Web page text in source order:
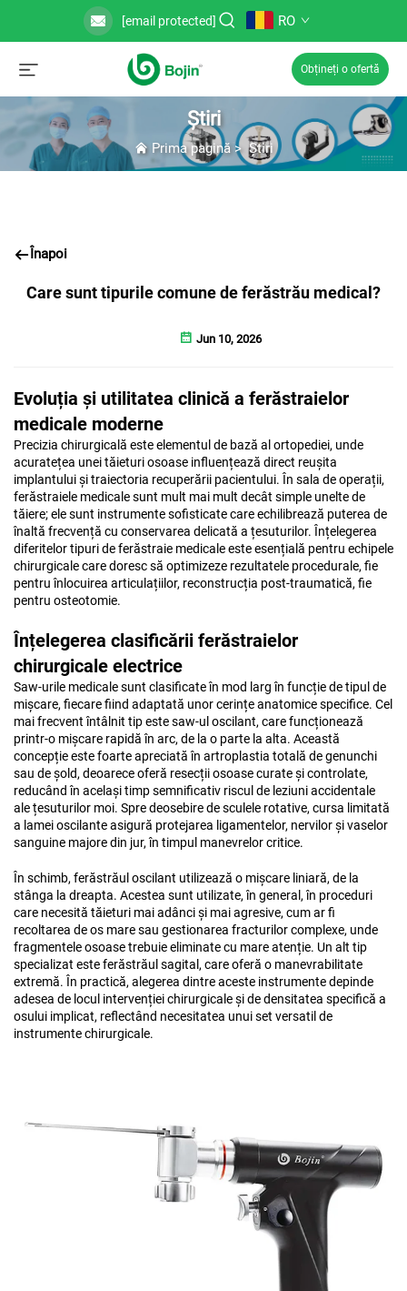
[email protected] RO
Obțineți o ofertă
Știri
Prima pagină>Știri
Înapoi
Care sunt tipurile comune de ferăstrău medical?
Jun 10, 2026
Evoluția și utilitatea clinică a ferăstraielor
medicale moderne
Precizia chirurgicală este elementul de bază al ortopediei, unde
acuratețea unei tăieturi osoase influențează direct reușita
implantului și traiectoria recuperării pacientului. În sala de operații,
ferăstraiele medicale sunt mult mai mult decât simple unelte de
tăiere; ele sunt instrumente sofisticate care echilibrează puterea de
înaltă frecvență cu conservarea delicată a țesuturilor. Înțelegerea
diferitelor tipuri de ferăstraie medicale este esențială pentru echipele
chirurgicale care doresc să optimizeze rezultatele procedurale, fie
pentru înlocuirea articulațiilor, reconstrucția post-traumatică, fie
pentru osteotomie.
Înțelegerea clasificării ferăstraielor
chirurgicale electrice
Saw-urile medicale sunt clasificate în mod larg în funcție de tipul de
mișcare, fiecare fiind adaptată unor cerințe anatomice specifice. Cel
mai frecvent întâlnit tip este saw-ul oscilant, care funcționează
printr-o mișcare rapidă în arc, de la o parte la alta. Această
concepție este foarte apreciată în artroplastia totală de genunchi
sau de șold, deoarece oferă resecții osoase curate și controlate,
reducând în același timp semnificativ riscul de leziuni accidentale
ale țesuturilor moi. Spre deosebire de sculele rotative, cursa limitată
a lamei oscilante asigură protejarea ligamentelor, nervilor și vaselor
sanguine majore din jur, în timpul manevrelor critice.
În schimb, ferăstrăul oscilant utilizează o mișcare liniară, de la
stânga la dreapta. Acestea sunt utilizate, în general, în proceduri
care necesită tăieturi mai adânci și mai agresive, cum ar fi
recoltarea de os mare sau gestionarea fracturilor complexe, unde
fragmentele osoase trebuie eliminate cu mare atenție. Un alt tip
specializat este ferăstrăul sagital, care oferă o manevrabilitate
extremă. În practică, alegerea dintre aceste instrumente depinde
adesea de locul intervenției chirurgicale și de densitatea specifică a
osului implicat, reflectând necesitatea unui set versatil de
instrumente chirurgicale.